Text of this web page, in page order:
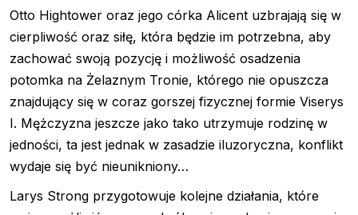
Otto Hightower oraz jego córka Alicent uzbrajają się w
cierpliwość oraz siłę, która będzie im potrzebna, aby
zachować swoją pozycję i możliwość osadzenia
potomka na Żelaznym Tronie, którego nie opuszcza
znajdujący się w coraz gorszej fizycznej formie Viserys
I. Mężczyzna jeszcze jako tako utrzymuje rodzinę w
jedności, ta jest jednak w zasadzie iluzoryczna, konflikt
wydaje się być nieunikniony…
Larys Strong przygotowuje kolejne działania, które